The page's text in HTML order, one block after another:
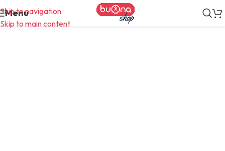
Skip to navigation
Skip to main content
Menu